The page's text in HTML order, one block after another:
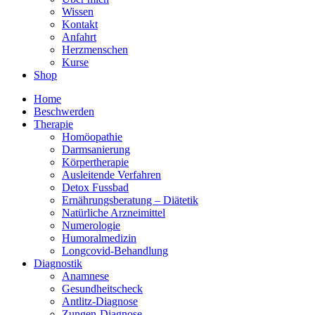
Wissen
Kontakt
Anfahrt
Herzmenschen
Kurse
Shop
Home
Beschwerden
Therapie
Homöopathie
Darmsanierung
Körpertherapie
Ausleitende Verfahren
Detox Fussbad
Ernährungsberatung – Diätetik
Natürliche Arzneimittel
Numerologie
Humoralmedizin
Longcovid-Behandlung
Diagnostik
Anamnese
Gesundheitscheck
Antlitz-Diagnose